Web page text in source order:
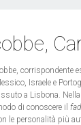
corrispondente
Israele e
a Lisbona.
di conoscere il
le personalità più